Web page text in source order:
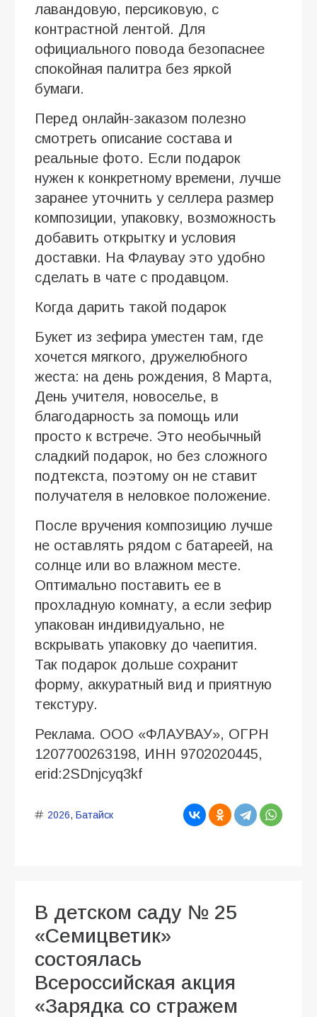
лавандовую, персиковую, с
контрастной лентой. Для
официального повода безопаснее
спокойная палитра без яркой
бумаги.
Перед онлайн-заказом полезно
смотреть описание состава и
реальные фото. Если подарок
нужен к конкретному времени, лучше
заранее уточнить у селлера размер
композиции, упаковку, возможность
добавить открытку и условия
доставки. На Флаувау это удобно
сделать в чате с продавцом.
Когда дарить такой подарок
Букет из зефира уместен там, где
хочется мягкого, дружелюбного
жеста: на день рождения, 8 Марта,
День учителя, новоселье, в
благодарность за помощь или
просто к встрече. Это необычный
сладкий подарок, но без сложного
подтекста, поэтому он не ставит
получателя в неловкое положение.
После вручения композицию лучше
не оставлять рядом с батареей, на
солнце или во влажном месте.
Оптимально поставить ее в
прохладную комнату, а если зефир
упакован индивидуально, не
вскрывать упаковку до чаепития.
Так подарок дольше сохранит
форму, аккуратный вид и приятную
текстуру.
Реклама. ООО «ФЛАУВАУ», ОГРН
1207700263198, ИНН 9702020445,
erid:2SDnjcyq3kf
2026, Батайск
В детском саду № 25
«Семицветик»
состоялась
Всероссийская акция
«Зарядка со стражем